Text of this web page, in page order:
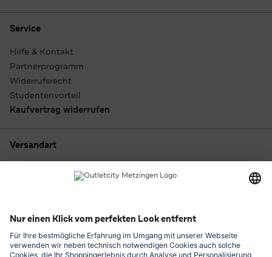
Service
Hilfe & Kontakt
Partnerprogramm
Widerrufsrecht
Studentenvorteil
Kaufvertrag widerrufen
Versandart